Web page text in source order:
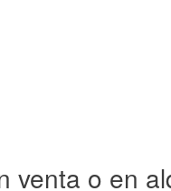
venta o en